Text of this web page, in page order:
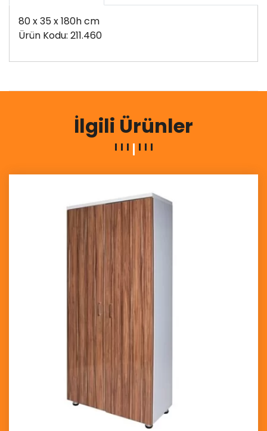
80 x 35 x 180h cm
Ürün Kodu: 211.460
İlgili Ürünler